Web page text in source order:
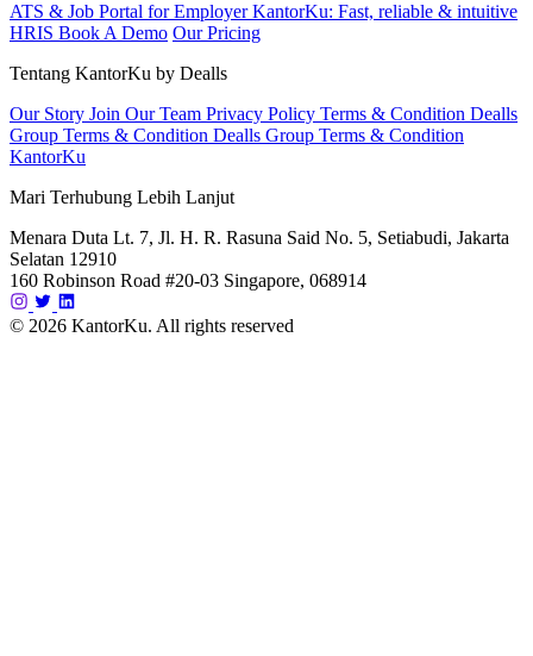
ATS & Job Portal for EmployerKantorKu: Fast, reliable & intuitive
HRIS Book A Demo Our Pricing
Tentang KantorKu by Dealls
Our Story Join Our Team Privacy Policy Terms & Condition Dealls
Group Terms & Condition Dealls Group Terms & Condition
KantorKu
Mari Terhubung Lebih Lanjut
Menara Duta Lt. 7, Jl. H. R. Rasuna Said No. 5, Setiabudi, Jakarta
Selatan 12910
160 Robinson Road #20-03 Singapore, 068914
© 2026 KantorKu. All rights reserved